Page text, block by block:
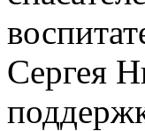
Сергея